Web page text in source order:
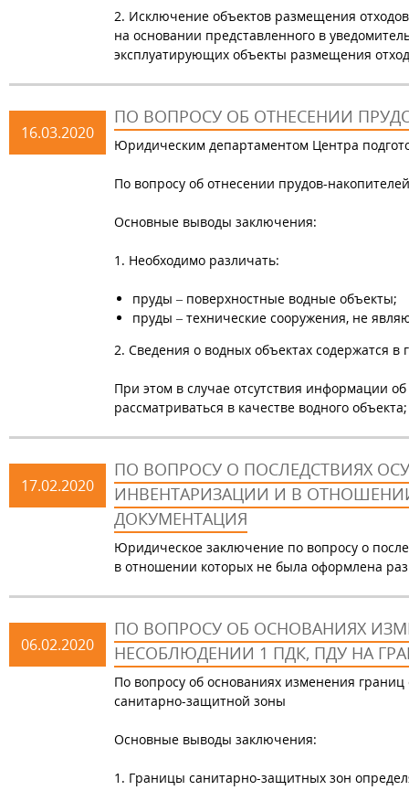
2. Исключение объектов размещения
на основании представленного в
эксплуатирующих объекты размещения
16.03.2020
ПО ВОПРОСУ ОБ ОТНЕСЕНИИ
Юридическим департаментом Центра
По вопросу об отнесении прудов-
Основные выводы заключения:
1. Необходимо различать:
пруды – поверхностные водные объекты;
пруды – технические сооружения, не
2. Сведения о водных объектах содержатся в
При этом в случае отсутствия информации
рассматриваться в качестве водного объекта;
17.02.2020
ПО ВОПРОСУ О ПОСЛЕДСТВИЯХ
ИНВЕНТАРИЗАЦИИ И В
ДОКУМЕНТАЦИЯ
Юридическое заключение по вопросу о
в отношении которых не была оформлена
06.02.2020
ПО ВОПРОСУ ОБ ОСНОВАНИЯХ
НЕСОБЛЮДЕНИИ 1 ПДК, ПДУ НА
По вопросу об основаниях изменения
санитарно-защитной зоны
Основные выводы заключения:
1. Границы санитарно-защитных зон